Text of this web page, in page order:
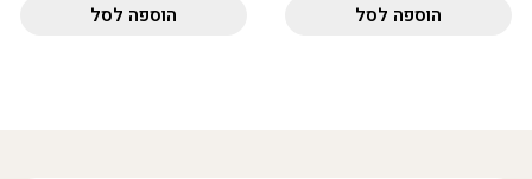
הוספה לסל הוספה לסל